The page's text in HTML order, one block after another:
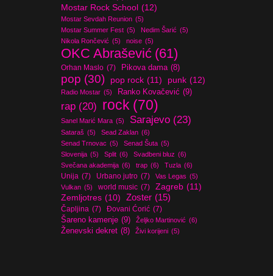
Mostar Rock School (12)
Mostar Sevdah Reunion (5)
Mostar Summer Fest (5) Nedim Šarić (5)
Nikola Rončević (5) noise (5)
OKC Abrašević (61)
Orhan Maslo (7) Pikova dama (8)
pop (30) pop rock (11) punk (12)
Radio Mostar (5) Ranko Kovačević (9)
rap (20) rock (70)
Sanel Marić Mara (5) Sarajevo (23)
Sataraš (5) Sead Zaklan (6)
Senad Trnovac (5) Senad Šuta (5)
Slovenija (5) Split (6) Svadbeni bluz (6)
Svečana akademija (6) trap (6) Tuzla (6)
Unija (7) Urbano jutro (7) Vas Legas (5)
Vulkan (5) world music (7) Zagreb (11)
Zemljotres (10) Zoster (15)
Čapljina (7) Đovani Ćorić (7)
Šareno kamenje (9) Željko Martinović (6)
Ženevski dekret (8) Živi korijeni (5)